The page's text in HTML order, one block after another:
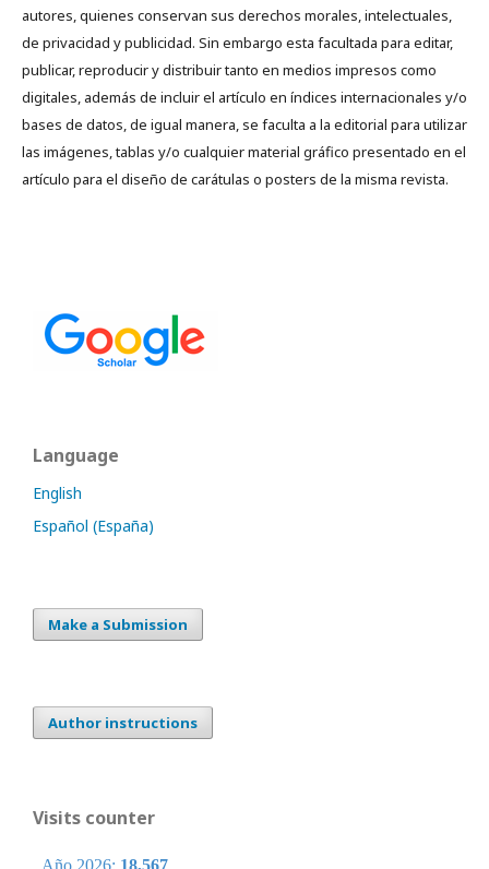
autores, quienes conservan sus derechos morales, intelectuales,
de privacidad y publicidad. Sin embargo esta facultada para editar,
publicar, reproducir y distribuir tanto en medios impresos como
digitales, además de incluir el artículo en índices internacionales y/o
bases de datos, de igual manera, se faculta a la editorial para utilizar
las imágenes, tablas y/o cualquier material gráfico presentado en el
artículo para el diseño de carátulas o posters de la misma revista.
Language
English
Español (España)
Make a Submission
Author instructions
Visits counter